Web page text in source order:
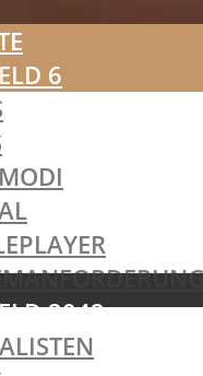
6
2042